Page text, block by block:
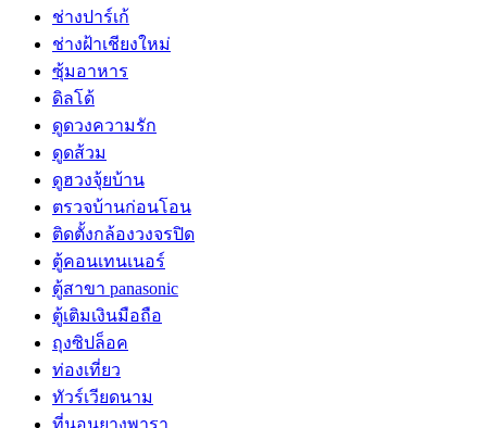
ช่างปาร์เก้
ช่างฝ้าเชียงใหม่
ซุ้มอาหาร
ดิลโด้
ดูดวงความรัก
ดูดส้วม
ดูฮวงจุ้ยบ้าน
ตรวจบ้านก่อนโอน
ติดตั้งกล้องวงจรปิด
ตู้คอนเทนเนอร์
ตู้สาขา panasonic
ตู้เติมเงินมือถือ
ถุงซิปล็อค
ท่องเที่ยว
ทัวร์เวียดนาม
ที่นอนยางพารา